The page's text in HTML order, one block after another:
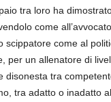
tra loro ha
come
scippatore come al
per un allenatore di
disonesta tra
tra adatto o inadatto